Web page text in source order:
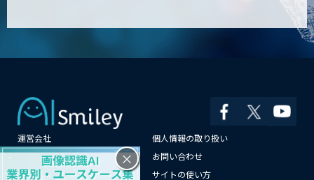
サービス
JAPAN AI AGENT
運営会社
個人情報の取り扱い
よくある質問
お問い合わせ
メールマガジン登録
サイトの使い方
×